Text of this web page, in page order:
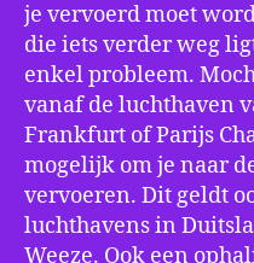
je vervoerd moet
die iets verder weg
enkel probleem.
vanaf de luchthaven
Frankfurt of Parijs
mogelijk om je naar
vervoeren. Dit geldt
luchthavens in
Weeze. Ook een